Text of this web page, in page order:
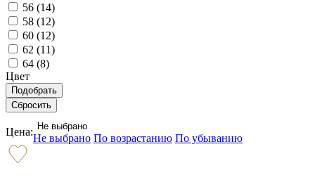
56 (14)
58 (12)
60 (12)
62 (11)
64 (8)
Цвет
Цена: Не выбрано
Не выбрано По возрастанию По убыванию